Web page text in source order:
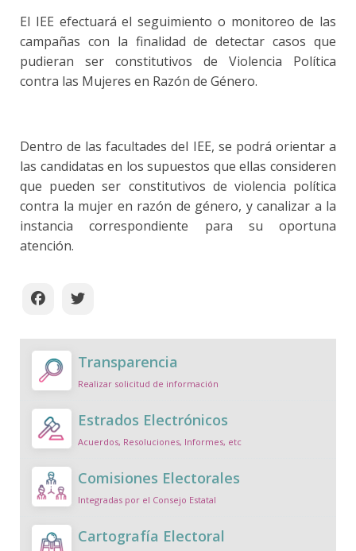
El IEE efectuará el seguimiento o monitoreo de las
campañas con la finalidad de detectar casos que
pudieran ser constitutivos de Violencia Política
contra las Mujeres en Razón de Género.
Dentro de las facultades del IEE, se podrá orientar a
las candidatas en los supuestos que ellas consideren
que pueden ser constitutivos de violencia política
contra la mujer en razón de género, y canalizar a la
instancia correspondiente para su oportuna
atención.
Transparencia
Realizar solicitud de información
Estrados Electrónicos
Acuerdos, Resoluciones, Informes, etc
Comisiones Electorales
Integradas por el Consejo Estatal
Cartografía Electoral